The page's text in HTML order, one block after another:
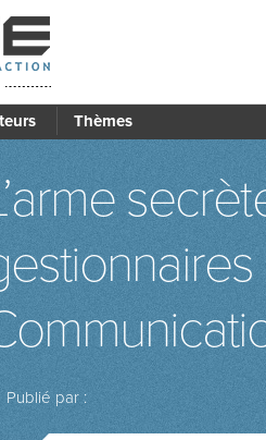
Thèmes
Publié par :